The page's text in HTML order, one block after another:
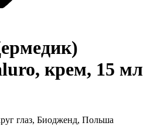
крем, 15 мл
глаз, Биодженд, Польша